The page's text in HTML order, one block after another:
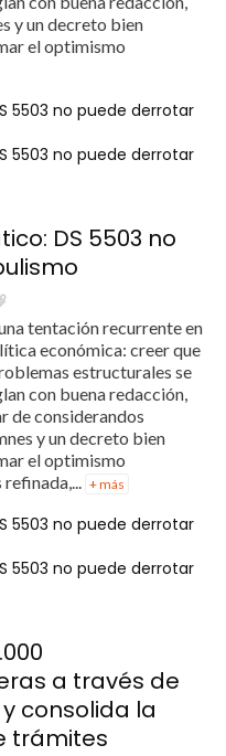
y un decreto bien
el optimismo
5503 no puede derrotar
5503 no puede derrotar
DS 5503 no
tentación recurrente en
económica: creer que
estructurales se
con buena redacción,
de considerandos
y un decreto bien
el optimismo
+ más
5503 no puede derrotar
5503 no puede derrotar
a través de
consolida la
trámites